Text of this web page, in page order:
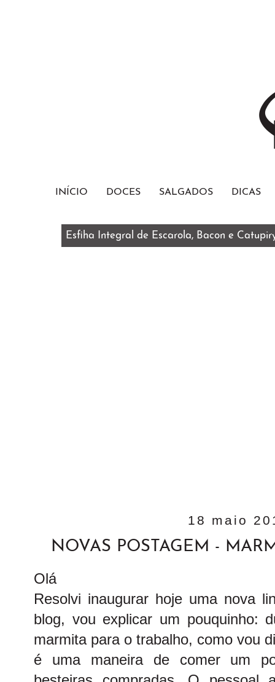
INÍCIO DOCES SALGADOS DICAS
Esfiha Integral de Escarola, Bacon e
18 maio
NOVAS POSTAGEM -
Olá
Resolvi inaugurar hoje uma nova
blog, vou explicar um pouquinho:
marmita para o trabalho, como vou
é uma maneira de comer um